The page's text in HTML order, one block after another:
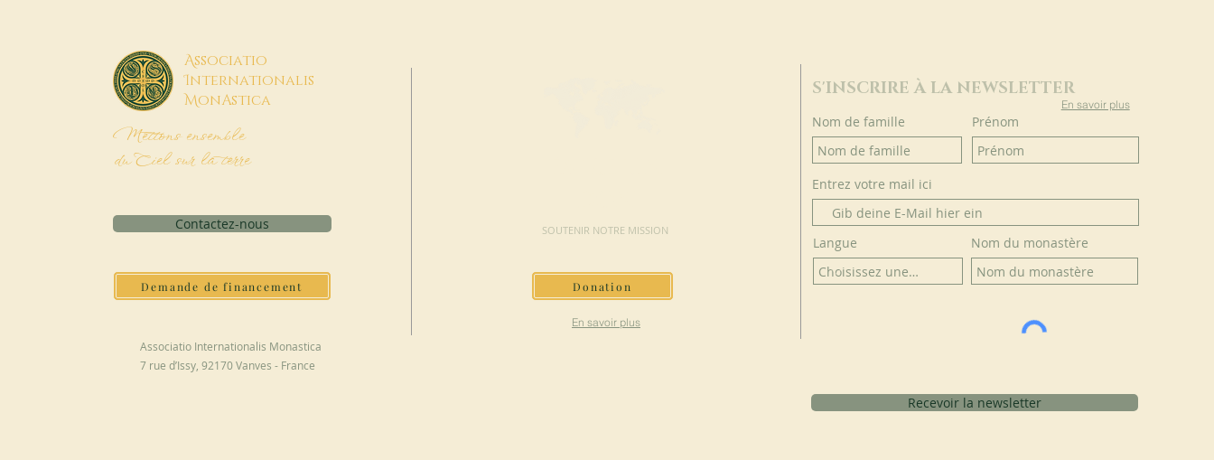
Associatio
Internationalis
MonAstica
Mettons ensemble
du Ciel sur la terre
Contactez-nous
Demande de financement
Associatio Internationalis Monastica
7 rue d’Issy, 92170 Vanves - France
SOUTENIR NOTRE MISSION
Donation
En savoir plus
S'INSCRIRE À LA NEWSLETTER
En savoir plus
Nom de famille Prénom
Entrez votre mail ici
Langue Nom du monastère
Recevoir la newsletter